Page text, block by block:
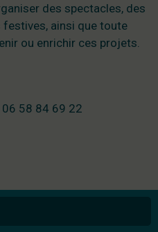
des spectacles, des
ainsi que toute
ou enrichir ces projets.
06 58 84 69 22